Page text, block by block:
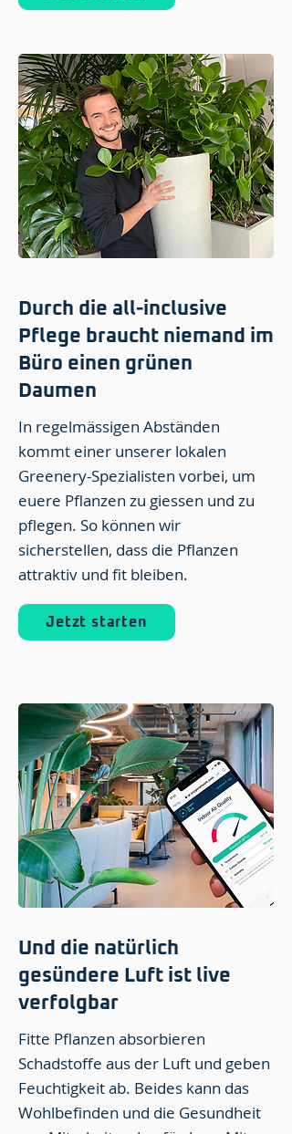
Durch die all-inclusive
Pflege braucht niemand im
Büro einen grünen
Daumen
In regelmässigen Abständen
kommt einer unserer lokalen
Greenery-Spezialisten vorbei, um
euere Pflanzen zu giessen und zu
pflegen. So können wir
sicherstellen, dass die Pflanzen
attraktiv und fit bleiben.
Jetzt starten
Und die natürlich
gesündere Luft ist live
verfolgbar
Fitte Pflanzen absorbieren
Schadstoffe aus der Luft und geben
Feuchtigkeit ab. Beides kann das
Wohlbefinden und die Gesundheit